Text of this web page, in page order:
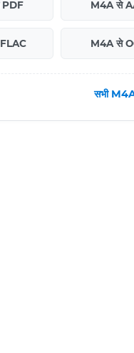
M4A से
M4A से
सभी